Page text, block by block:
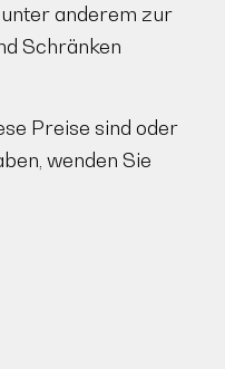
anderem zur
Schränken
Preise sind oder
wenden Sie